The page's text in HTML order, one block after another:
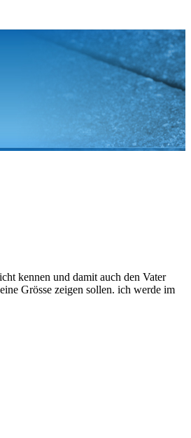
kennen und damit auch den Vater
Grösse zeigen sollen. ich werde im